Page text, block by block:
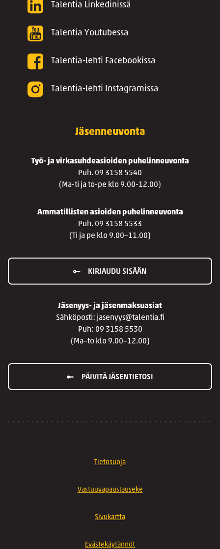
Talentia Linkedinissä
Talentia Youtubessa
Talentia-lehti Facebookissa
Talentia-lehti Instagramissa
Jäsenneuvonta
Työ- ja virkasuhdeasioiden puhelinneuvonta
Puh. 09 3158 5540
(Ma-ti ja to-pe klo 9.00-12.00)
Ammatillisten asioiden puhelinneuvonta
Puh. 09 3158 5533
(Ti ja pe klo 9.00–11.00)
KIRJAUDU SISÄÄN
Jäsenyys- ja jäsenmaksuasiat
Sähköposti: jasenyys@talentia.fi
Puh: 09 3158 5530
(Ma–to klo 9.00–12.00)
PÄIVITÄ JÄSENTIETOSI
Tietosuoja
Vastuuvapauslauseke
Sivukartta
Evästekäytännöt